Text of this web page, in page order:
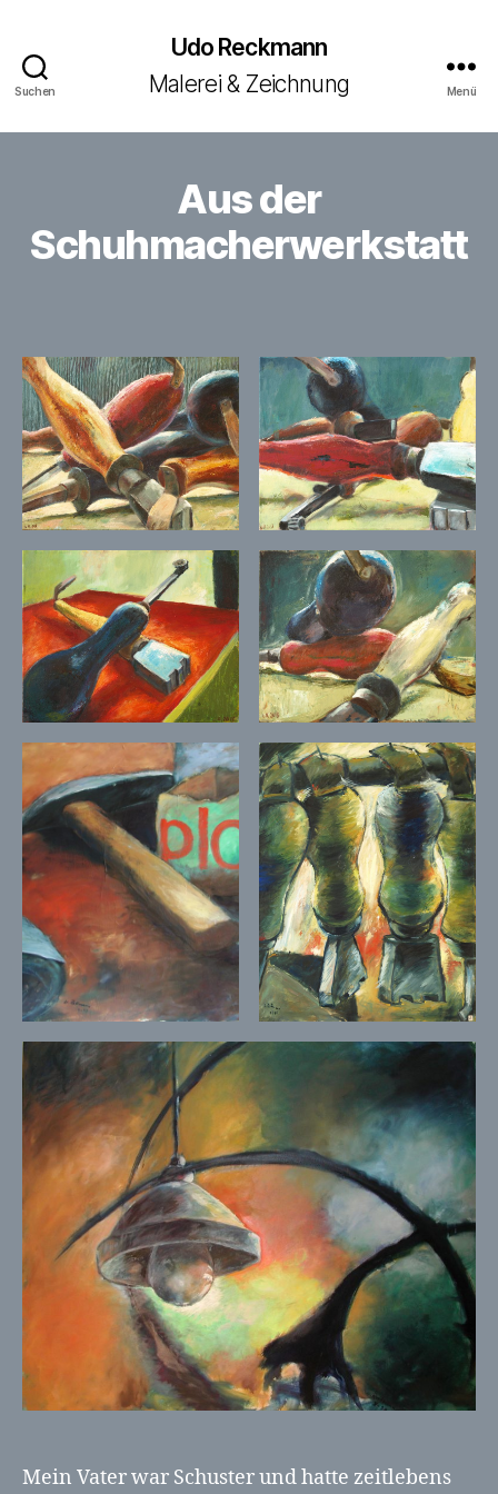
Suchen
Udo Reckmann
Malerei & Zeichnung
Menü
Aus der
Schuhmacherwerkstatt
Mein Vater war Schuster und hatte zeitlebens